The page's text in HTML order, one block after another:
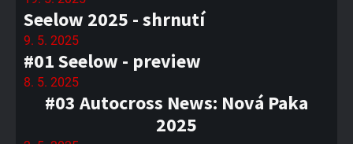
Seelow 2025 - shrnutí
9. 5. 2025
#01 Seelow - preview
8. 5. 2025
#03 Autocross News: Nová Paka
2025